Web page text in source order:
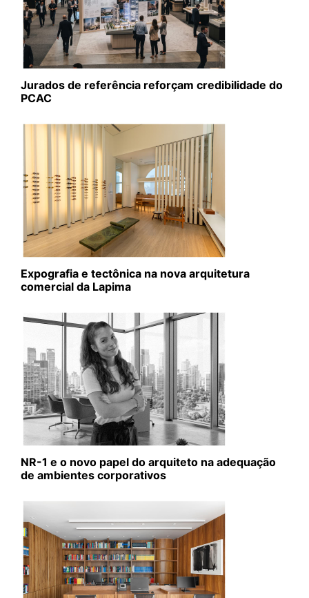
Jurados de referência reforçam credibilidade do
PCAC
Expografia e tectônica na nova arquitetura
comercial da Lapima
NR-1 e o novo papel do arquiteto na adequação
de ambientes corporativos